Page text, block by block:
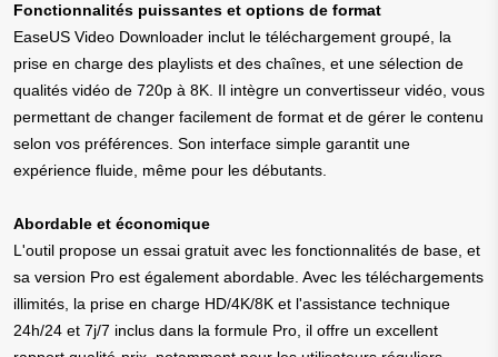
Fonctionnalités puissantes et options de format
EaseUS Video Downloader inclut le téléchargement groupé, la
prise en charge des playlists et des chaînes, et une sélection de
qualités vidéo de 720p à 8K. Il intègre un convertisseur vidéo, vous
permettant de changer facilement de format et de gérer le contenu
selon vos préférences. Son interface simple garantit une
expérience fluide, même pour les débutants.
Abordable et économique
L'outil propose un essai gratuit avec les fonctionnalités de base, et
sa version Pro est également abordable. Avec les téléchargements
illimités, la prise en charge HD/4K/8K et l'assistance technique
24h/24 et 7j/7 inclus dans la formule Pro, il offre un excellent